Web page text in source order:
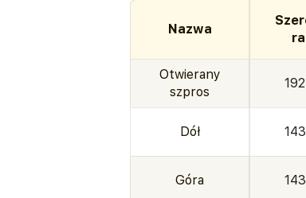
Nazwa
Otwierany
szpros
Dół
Góra